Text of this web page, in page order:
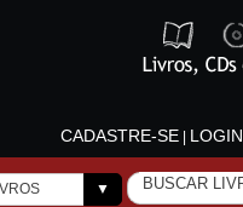
CADASTRE-SE LOGIN
▼